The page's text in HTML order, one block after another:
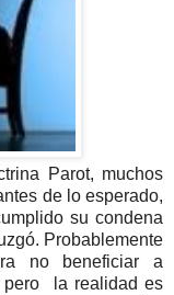
Parot, muchos
de lo esperado,
su condena
Probablemente
no beneficiar a
pero la realidad es